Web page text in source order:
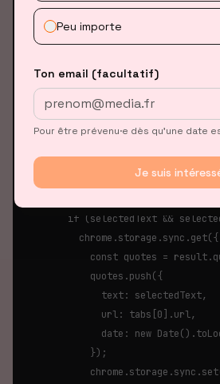
  }
  displayQuotes();
saveBtn.addEventListener('click',
chrome.tabs.query({ active:
function: function() {
      }, function(selection) {
const selectedText =
if (selectedText &&
const quotes =
            quotes.push({
              text: selectedText,
              url: tabs[0].url,
date: new
            });
Peu importe
Ton email (facultatif)
Pour être prévenu·e dès qu’une date
Je suis